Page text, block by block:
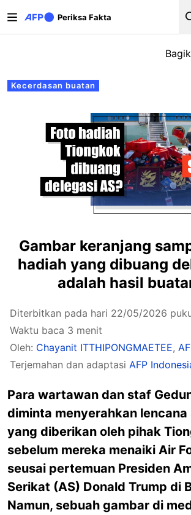
Periksa Fakta
Tab primer
Kecerdasan buatan
Gambar keranjang
hadiah yang dibuang
adalah hasil
Diterbitkan pada hari 22/05/2026
Waktu baca 3 menit
Oleh: Chayanit ITTHIPONGMAETEE,
Terjemahan dan adaptasi AFP
Para wartawan dan staf
diminta menyerahkan
yang diberikan oleh pihak
sebelum mereka menaiki Air
seusai pertemuan Presiden
Serikat (AS) Donald Trump di
Namun, sebuah gambar di